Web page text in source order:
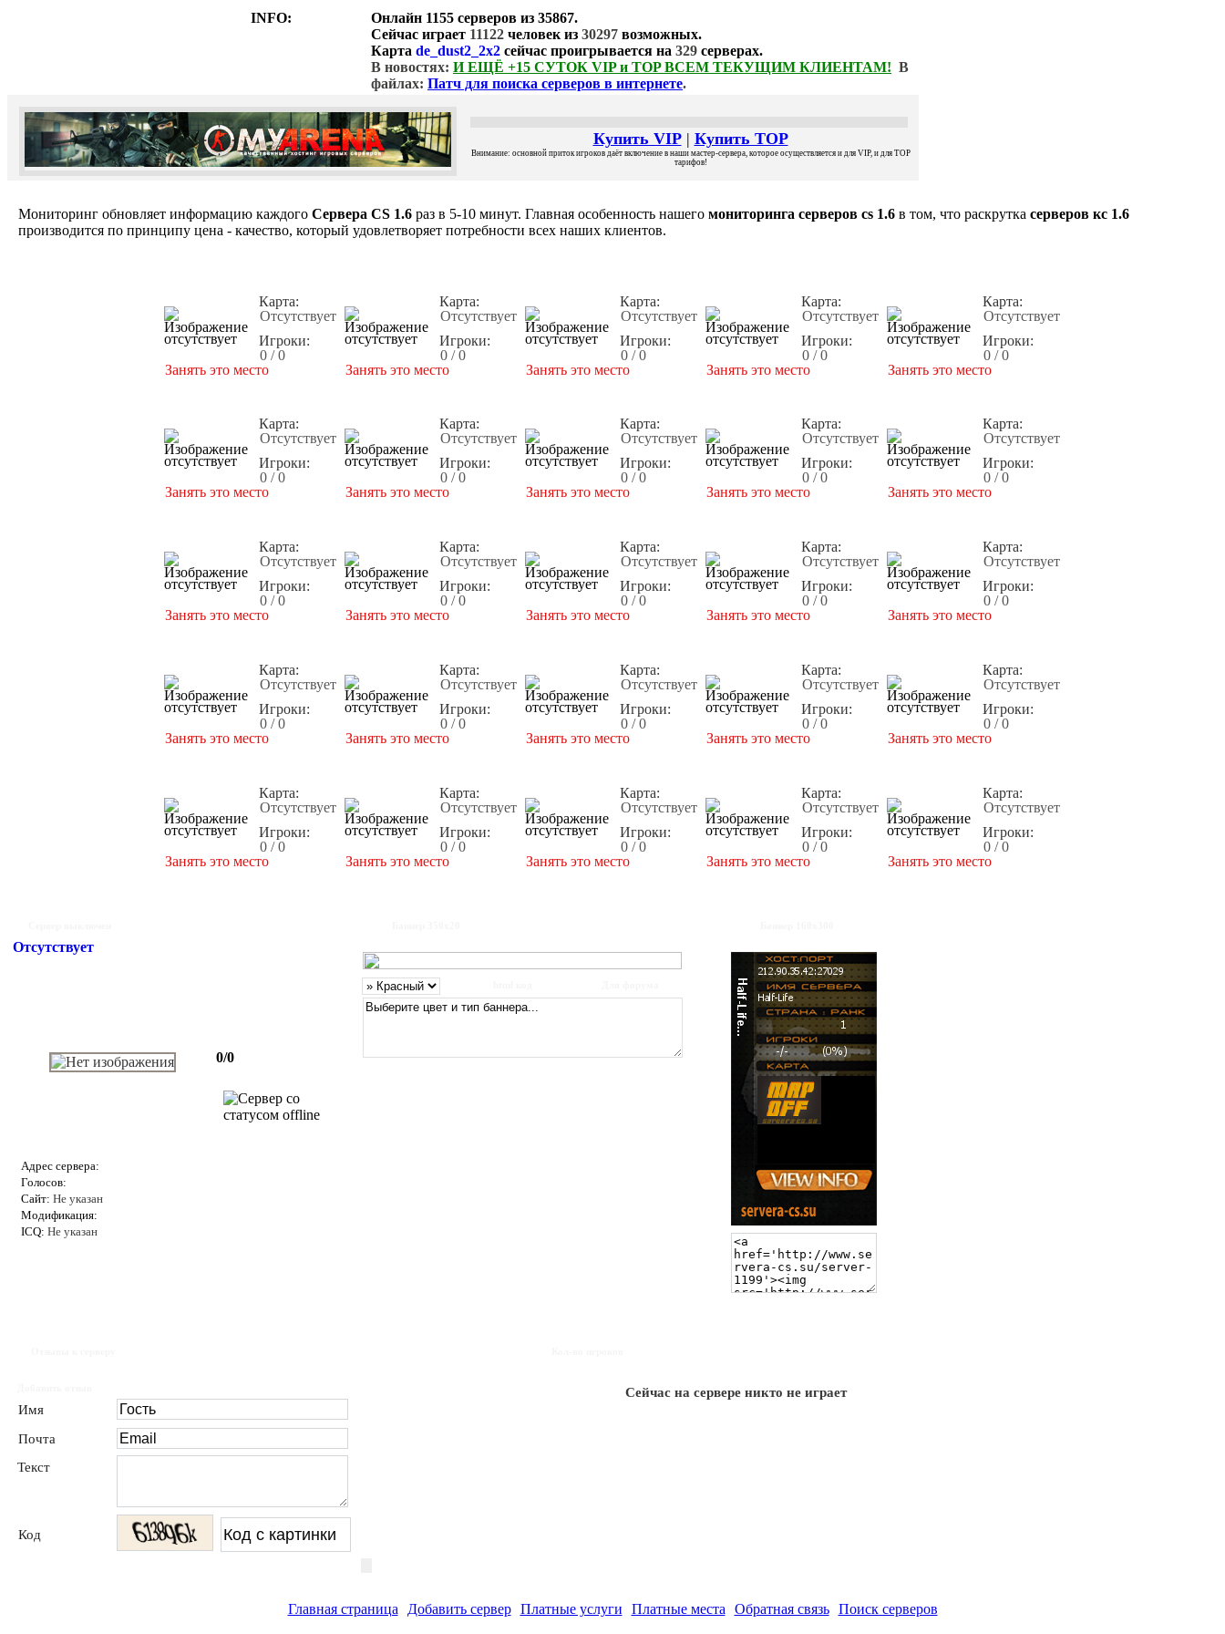
INFO: Онлайн 1155 серверов из 35867.
Сейчас играет 11122 человек из 30297 возможных.
Карта de_dust2_2x2 сейчас проигрывается на 329 серверах.
В новостях: И ЕЩЁ +15 СУТОК VIP и TOP ВСЕМ ТЕКУЩИМ КЛИЕНТАМ! В
файлах: Патч для поиска серверов в интернете.
Купить VIP| Купить TOP
Внимание: основной приток игроков даёт включение в наши мастер-сервера, которое осуществляется и для VIP, и для TOP
тарифов!
Мониторинг обновляет информацию каждого Сервера CS 1.6 раз в 5-10 минут. Главная особенность нашего мониторинга серверов cs 1.6 в том, что раскрутка серверов кс 1.6
производится по принципу цена - качество, который удовлетворяет потребности всех наших клиентов.
Карта:
Отсутствует
Игроки:
0 / 0
Занять это место
Карта:
Отсутствует
Игроки:
0 / 0
Занять это место
Карта:
Отсутствует
Игроки:
0 / 0
Занять это место
Карта:
Отсутствует
Игроки:
0 / 0
Занять это место
Карта:
Отсутствует
Игроки:
0 / 0
Занять это место
Карта:
Отсутствует
Игроки:
0 / 0
Занять это место
Карта:
Отсутствует
Игроки:
0 / 0
Занять это место
Карта:
Отсутствует
Игроки:
0 / 0
Занять это место
Карта:
Отсутствует
Игроки:
0 / 0
Занять это место
Карта:
Отсутствует
Игроки:
0 / 0
Занять это место
Карта:
Отсутствует
Игроки:
0 / 0
Занять это место
Карта:
Отсутствует
Игроки:
0 / 0
Занять это место
Карта:
Отсутствует
Игроки:
0 / 0
Занять это место
Карта:
Отсутствует
Игроки:
0 / 0
Занять это место
Карта:
Отсутствует
Игроки:
0 / 0
Занять это место
Карта:
Отсутствует
Игроки:
0 / 0
Занять это место
Карта:
Отсутствует
Игроки:
0 / 0
Занять это место
Карта:
Отсутствует
Игроки:
0 / 0
Занять это место
Карта:
Отсутствует
Игроки:
0 / 0
Занять это место
Карта:
Отсутствует
Игроки:
0 / 0
Занять это место
Карта:
Отсутствует
Игроки:
0 / 0
Занять это место
Карта:
Отсутствует
Игроки:
0 / 0
Занять это место
Карта:
Отсутствует
Игроки:
0 / 0
Занять это место
Карта:
Отсутствует
Игроки:
0 / 0
Занять это место
Карта:
Отсутствует
Игроки:
0 / 0
Занять это место
Отсутствует
0/0
Адрес сервера:
Голосов:
Сайт: Не указан
Модификация:
ICQ: Не указан
Имя
Почта
Текст
Код
Сейчас на сервере никто не играет
Главная страница Добавить сервер Платные услуги Платные места Обратная связь Поиск серверов